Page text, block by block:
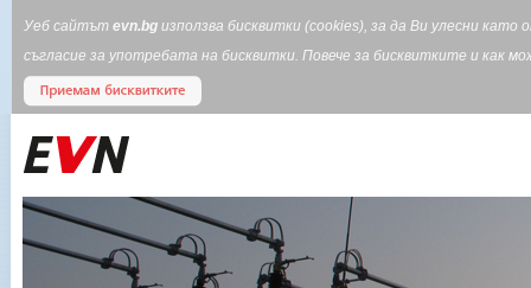
Уеб сайтът evn.bg използва бисквитки (cookies), за да Ви улесни
съгласие за употребата на бисквитки. Повече за бисквитките и